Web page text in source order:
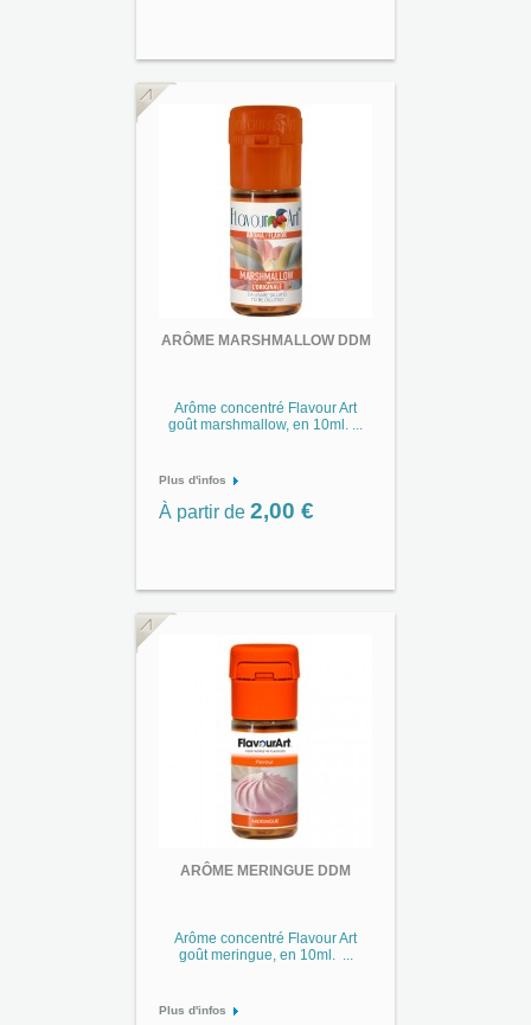
ARÔME MARSHMALLOW DDM
Arôme concentré Flavour Art
goût marshmallow, en 10ml. ...
Plus d'infos
À partir de 2,00 €
ARÔME MERINGUE DDM
Arôme concentré Flavour Art
goût meringue, en 10ml. ...
Plus d'infos